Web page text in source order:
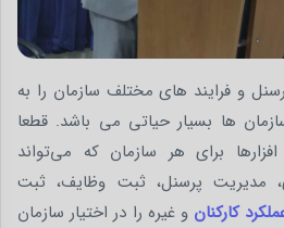
و فرایند های مختلف سازمان را به
ها بسیار حیاتی می باشد. قطعا
برای هر سازمان که می‌تواند
مدیریت پرسنل، ثبت وظایف، ثبت
کارکنان و غیره را در اختیار سازمان